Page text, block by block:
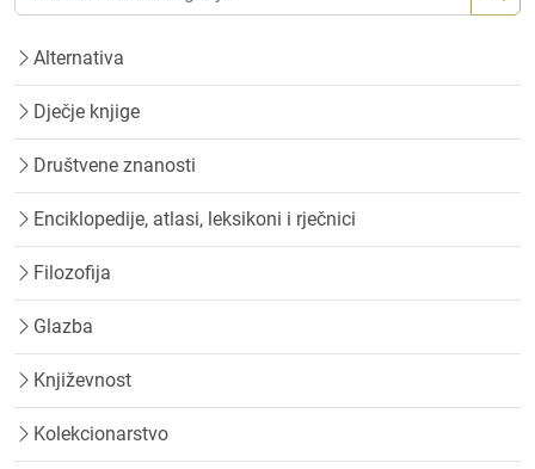
Alternativa
Dječje knjige
Društvene znanosti
Enciklopedije, atlasi, leksikoni i rječnici
Filozofija
Glazba
Književnost
Kolekcionarstvo